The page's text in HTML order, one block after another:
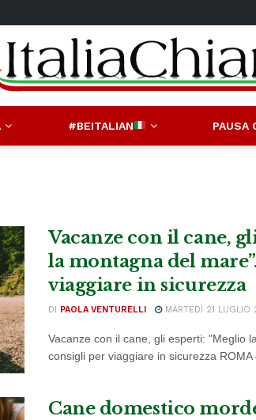
#BEITALIAN PAUSA
Vacanze con il cane,
la montagna del
viaggiare in sicurezza
DI PAOLA VENTURELLI MARTEDÌ 21 LUGLIO
Vacanze con il cane, gli esperti: "Meglio
consigli per viaggiare in sicurezza ROMA
Cane domestico